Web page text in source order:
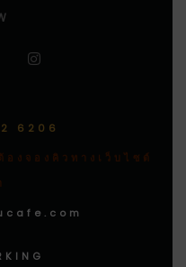
6206
งจองคิวทางเว็บไซต์